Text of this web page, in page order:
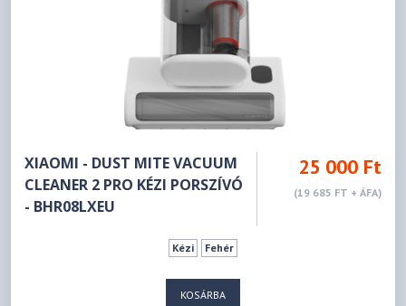
XIAOMI - DUST MITE VACUUM
CLEANER 2 PRO KÉZI PORSZÍVÓ
- BHR08LXEU
25 000 Ft
(19 685 FT + ÁFA)
Kézi Fehér
KOSÁRBA